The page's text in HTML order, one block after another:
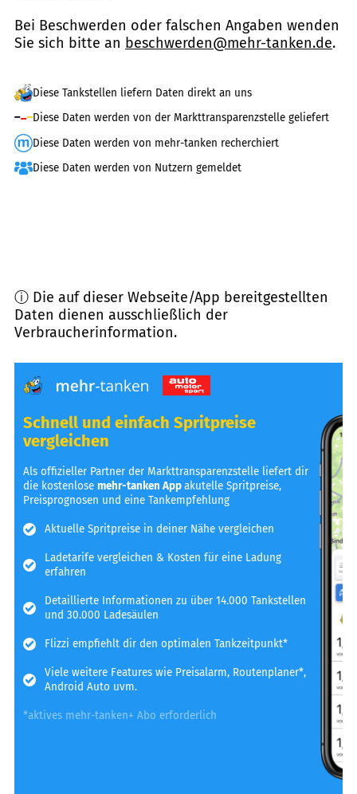
Bei Beschwerden oder falschen Angaben wenden
Sie sich bitte an beschwerden@mehr-tanken.de.
Diese Tankstellen liefern Daten direkt an uns
Diese Daten werden von der Markttransparenzstelle geliefert
Diese Daten werden von mehr-tanken recherchiert
Diese Daten werden von Nutzern gemeldet
ⓘ Die auf dieser Webseite/App bereitgestellten
Daten dienen ausschließlich der
Verbraucherinformation.
Schnell und einfach Spritpreise
vergleichen
Als offizieller Partner der Markttransparenzstelle liefert dir
die kostenlosemehr-tanken Appakutelle Spritpreise,
Preisprognosen und eine Tankempfehlung
Aktuelle Spritpreise in deiner Nähe vergleichen
Ladetarife vergleichen & Kosten für eine Ladung
erfahren
Detaillierte Informationen zu über 14.000 Tankstellen
und 30.000 Ladesäulen
Flizzi empfiehlt dir den optimalen Tankzeitpunkt*
Viele weitere Features wie Preisalarm, Routenplaner*,
Android Auto uvm.
*aktives mehr-tanken+ Abo erforderlich